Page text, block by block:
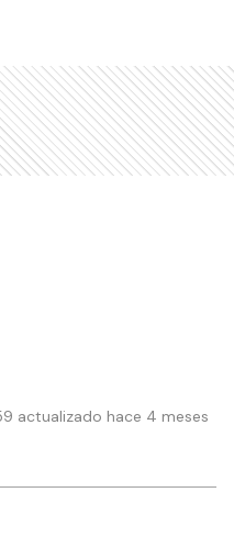
actualizado hace 4 meses